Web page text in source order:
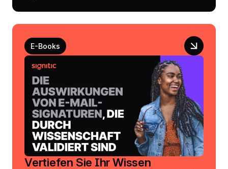
E-Books
Vertiefen Sie Ihr Wissen